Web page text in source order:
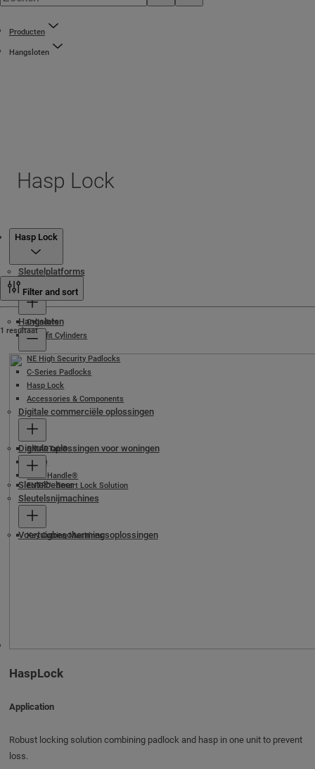
Producten
Hangsloten
Hasp Lock
Hasp Lock
Sleutelplatforms
Cilinders
Cylinders
Retrofit Cylinders
Hangsloten
NE High Security Padlocks
C-Series Padlocks
Hasp Lock
Accessories & Components
Digitale commerciële oplossingen
SMARTair®
eCLIQ
Code-Handle®
Digitale oplossingen voor woningen
ENTR™- Smart Lock Solution
Sleutelbeheer
Sleutelsnijmachines
Key Cutting Machines
Voertuigbeschermingsoplossingen
Filter and sort
1 resultaat
HaspLock
Application
Robust locking solution combining padlock and hasp in one unit to prevent
loss.